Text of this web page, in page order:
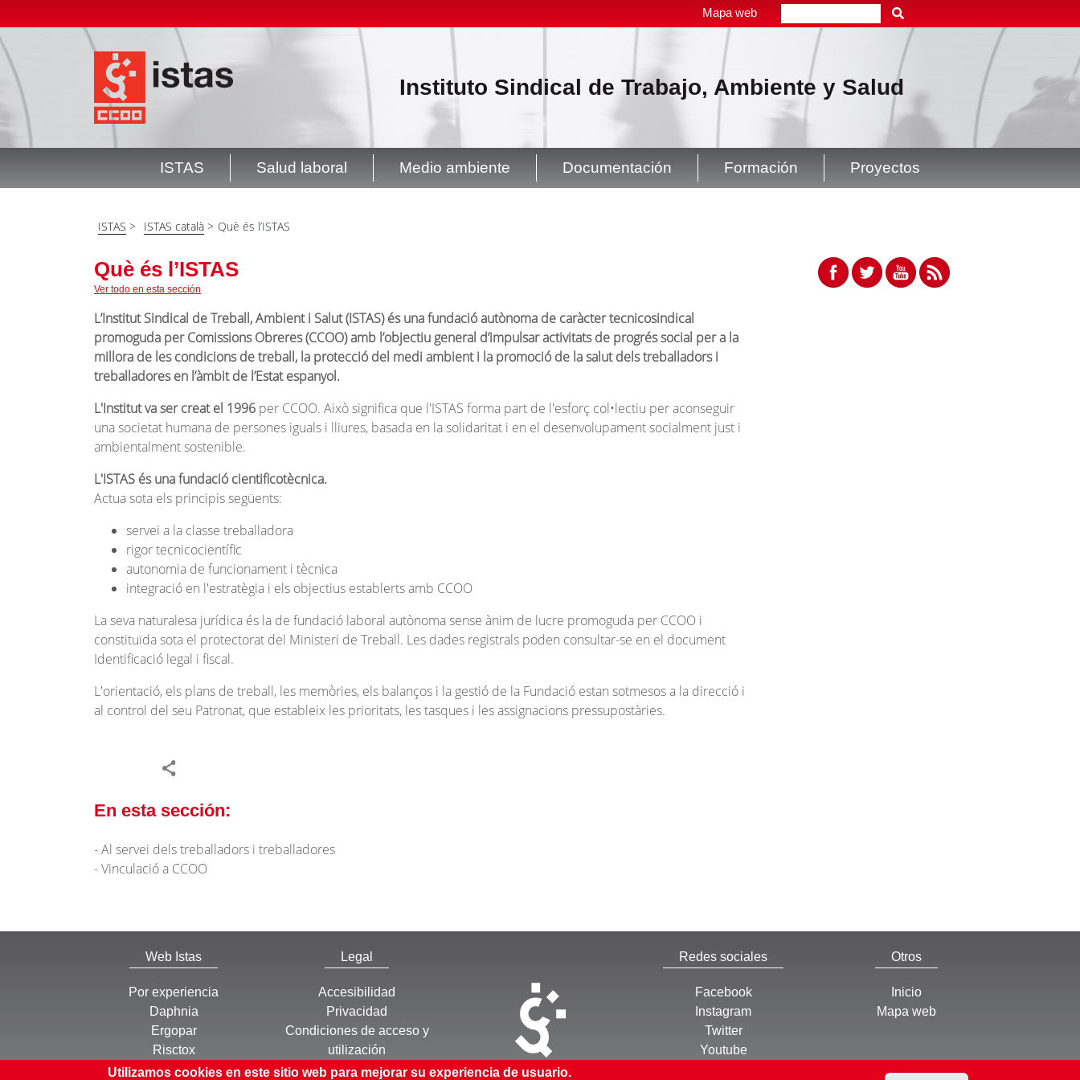
al
contenido
principal
menú
Mapa web
Instituto Sindical de Trabajo, Ambiente y Salud
Navegación
ISTAS Salud laboral Medio ambiente Documentación Formación Proyectos
ISTAS > ISTAS català > Què és l’ISTAS
Què és l’ISTAS
Ver todo en esta sección
L’Institut Sindical de Treball, Ambient i Salut (ISTAS) és una fundació autònoma de caràcter tecnicosindical
promoguda per Comissions Obreres (CCOO) amb l’objectiu general d’impulsar activitats de progrés social per a la
millora de les condicions de treball, la protecció del medi ambient i la promoció de la salut dels treballadors i
treballadores en l’àmbit de l’Estat espanyol.
L'Institut va ser creat el 1996 per CCOO. Això significa que l'ISTAS forma part de l'esforç col•lectiu per aconseguir
una societat humana de persones iguals i lliures, basada en la solidaritat i en el desenvolupament socialment just i
ambientalment sostenible.
L'ISTAS és una fundació cientificotècnica.
Actua sota els principis següents:
servei a la classe treballadora
rigor tecnicocientífic
autonomia de funcionament i tècnica
integració en l'estratègia i els objectius establerts amb CCOO
La seva naturalesa jurídica és la de fundació laboral autònoma sense ànim de lucre promoguda per CCOO i
constituïda sota el protectorat del Ministeri de Treball. Les dades registrals poden consultar-se en el document
Identificació legal i fiscal.
L'orientació, els plans de treball, les memòries, els balanços i la gestió de la Fundació estan sotmesos a la direcció i
al control del seu Patronat, que estableix les prioritats, les tasques i les assignacions pressupostàries.
En esta sección:
Al servei dels treballadors i treballadores
Vinculació a CCOO
Web Istas
Por experiencia
Daphnia
Ergopar
Risctox
CoPsoQ
Legal
Accesibilidad
Privacidad
Condiciones de acceso y
utilización
Redes sociales
Facebook
Instagram
Twitter
Youtube
Otros
Inicio
Mapa web
Utilizamos cookies en este sitio web para mejorar su experiencia de usuario.